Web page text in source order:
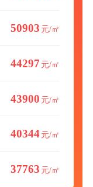
50903 元/㎡
44297 元/㎡
43900 元/㎡
40344 元/㎡
37763 元/㎡